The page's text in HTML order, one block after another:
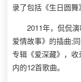
录了包括《生日圆舞
2011年，侃侃演
爱情故事》的插曲;
专辑《爱深藏》，
内的12首歌曲。